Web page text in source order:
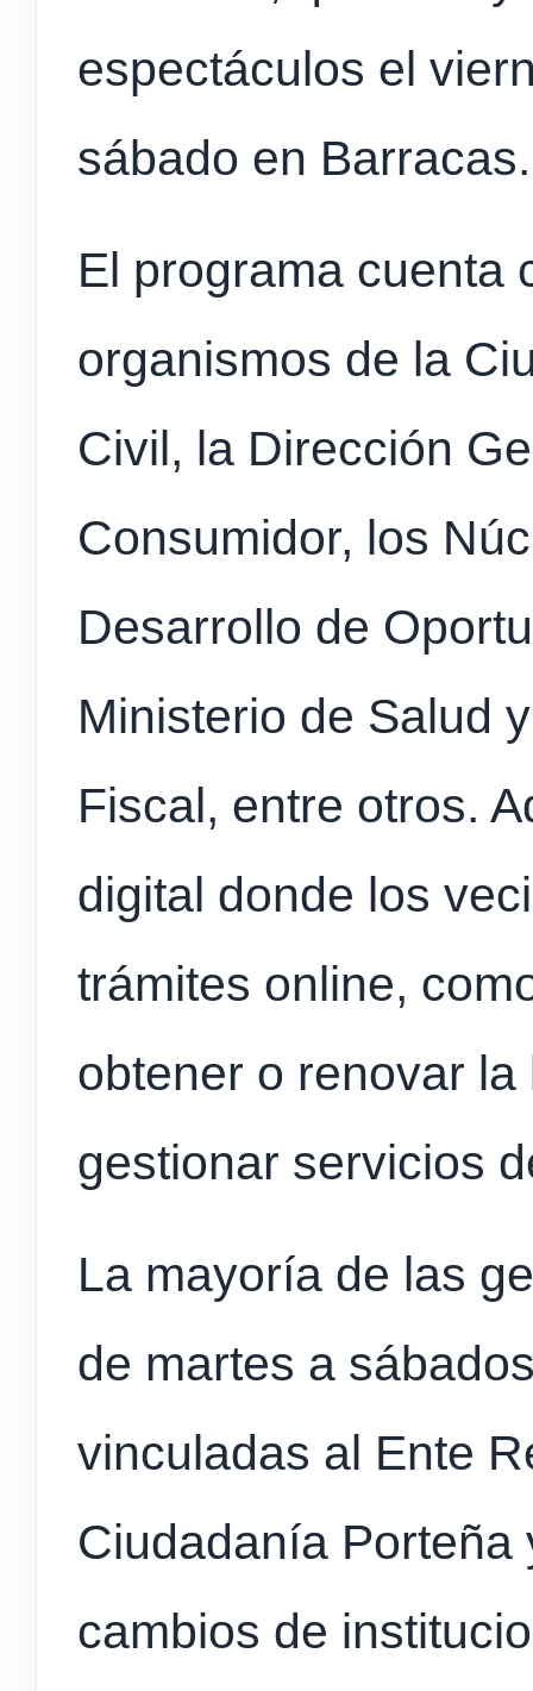
espectáculos el
sábado en Barracas.
El programa cuenta
organismos de la
Civil, la Dirección
Consumidor, los
Desarrollo de
Ministerio de Salud
Fiscal, entre otros.
digital donde los
trámites online,
obtener o renovar
gestionar servicios
La mayoría de las
de martes a
vinculadas al Ente
Ciudadanía
cambios de